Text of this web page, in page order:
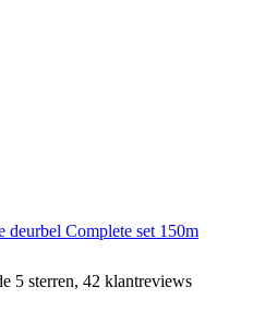
Complete set 150m
5 sterren, 42 klantreviews